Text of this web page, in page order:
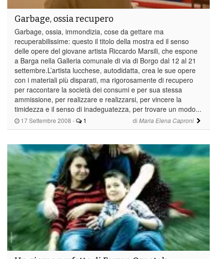
17 Settembre 2008 - 1 di Maria Elena Caproni
Garbage, ossia recupero
Garbage, ossia, immondizia, cose da gettare ma
recuperabilissime: questo il titolo della mostra ed il senso
delle opere del giovane artista Riccardo Marsili, che espone
a Barga nella Galleria comunale di via di Borgo dal 12 al 21
settembre.L’artista lucchese, autodidatta, crea le sue opere
con i materiali più disparati, ma rigorosamente di recupero
per raccontare la società dei consumi e per sua stessa
ammissione, per realizzare e realizzarsi, per vincere la
timidezza e il senso di inadeguatezza, per trovare un modo...